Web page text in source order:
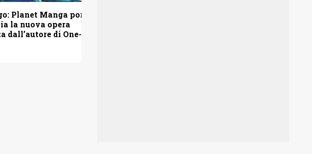
Planet Manga porta
la nuova opera
dall’autore di One-